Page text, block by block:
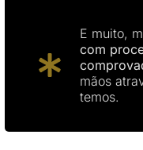
E muito,
com
mãos
temos.